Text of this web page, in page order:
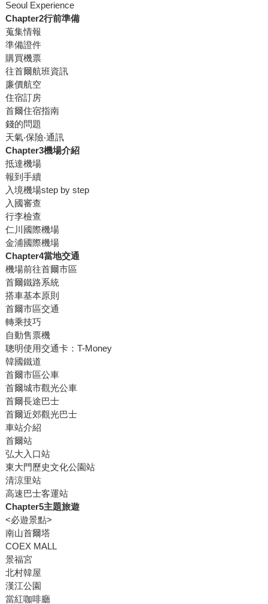
Seoul Experience
Chapter2行前準備
蒐集情報
準備證件
購買機票
往首爾航班資訊
廉價航空
住宿訂房
首爾住宿指南
錢的問題
天氣‧保險‧通訊
Chapter3機場介紹
抵達機場
報到手續
入境機場step by step
入國審查
行李檢查
仁川國際機場
金浦國際機場
Chapter4當地交通
機場前往首爾市區
首爾鐵路系統
搭車基本原則
首爾市區交通
轉乘技巧
自動售票機
聰明使用交通卡：T-Money
韓國鐵道
首爾市區公車
首爾城市觀光公車
首爾長途巴士
首爾近郊觀光巴士
車站介紹
首爾站
弘大入口站
東大門歷史文化公園站
清涼里站
高速巴士客運站
Chapter5主題旅遊
<必遊景點>
南山首爾塔
COEX MALL
景福宮
北村韓屋
漢江公園
當紅咖啡廳